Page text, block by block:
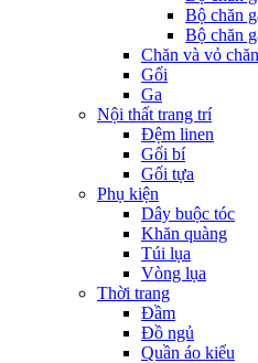
Bộ chăn
Bộ chăn
Chăn và vỏ chăn
Gối
Ga
Nội thất trang trí
Đệm linen
Gối bí
Gối tựa
Phụ kiện
Dây buộc tóc
Khăn quàng
Túi lụa
Vòng lụa
Thời trang
Đầm
Đồ ngủ
Quần áo kiểu